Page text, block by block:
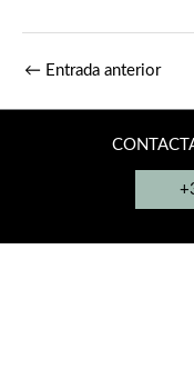
← Entrada anterior